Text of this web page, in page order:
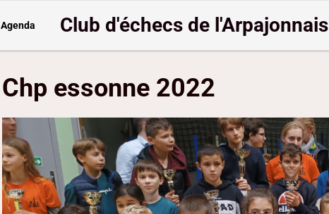
Agenda Club d'échecs de l'Arpajonnais
Chp essonne 2022